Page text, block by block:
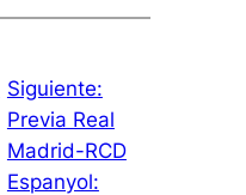
Siguiente:
Previa Real
Madrid-RCD
Espanyol: